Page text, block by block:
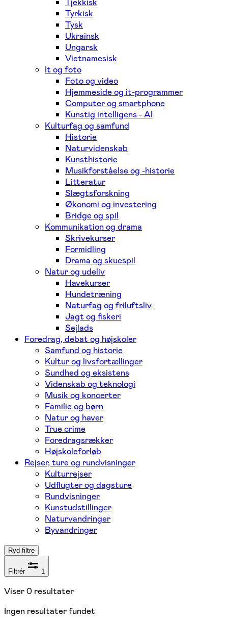
Tyrkisk
Tysk
Ukrainsk
Ungarsk
Vietnamesisk
It og foto
Foto og video
Hjemmeside og it-programmer
Computer og smartphone
Kunstig intelligens - AI
Kulturfag og samfund
Historie
Naturvidenskab
Kunsthistorie
Musikforståelse og -historie
Litteratur
Slægtsforskning
Økonomi og investering
Bridge og spil
Kommunikation og drama
Skrivekurser
Formidling
Drama og skuespil
Natur og udeliv
Havekurser
Hundetræning
Naturfag og friluftsliv
Jagt og fiskeri
Sejlads
Foredrag, debat og højskoler
Samfund og historie
Kultur og livsfortællinger
Sundhed og eksistens
Videnskab og teknologi
Musik og koncerter
Familie og børn
Natur og haver
True crime
Foredragsrækker
Højskoleforløb
Rejser, ture og rundvisninger
Kulturrejser
Udflugter og dagsture
Rundvisninger
Kunstudstillinger
Naturvandringer
Byvandringer
Ryd filtre
Filtrér 1
Viser0 resultater
Ingen resultater fundet